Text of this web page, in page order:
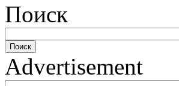
Поиск
Advertisement